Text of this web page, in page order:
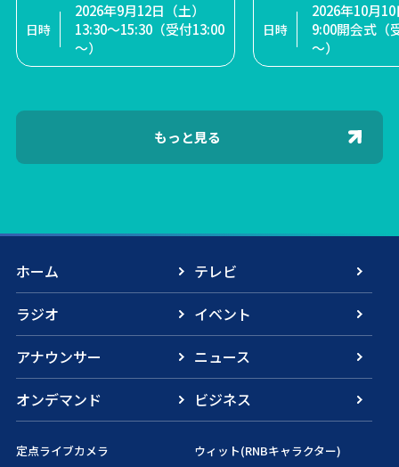
2026年9月12日（土）
13:30～15:30（受付13:00
～）
2026年10月
9:00開会式（
～）
2026年11月12日（木）2
回公演 1回目13:30～ / 2
回目18:00～
2026年8月16日（日）開
場12:00 / 開演13:00 / 終
演17:00（予定）
（日）募
2026年4月1日（水）～8
月28日（金）
もっと見る
ホーム
テレビ
ラジオ
イベント
アナウンサー
ニュース
オンデマンド
ビジネス
定点ライブカメラ ウィット(RNBキャラクター)